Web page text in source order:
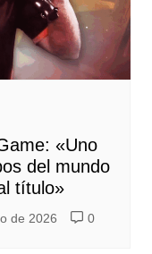
«Uno
del mundo
título»
de 2026 0